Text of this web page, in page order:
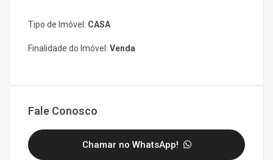
Tipo de Imóvel: CASA
Finalidade do Imóvel: Venda
Fale Conosco
Chamar no WhatsApp!